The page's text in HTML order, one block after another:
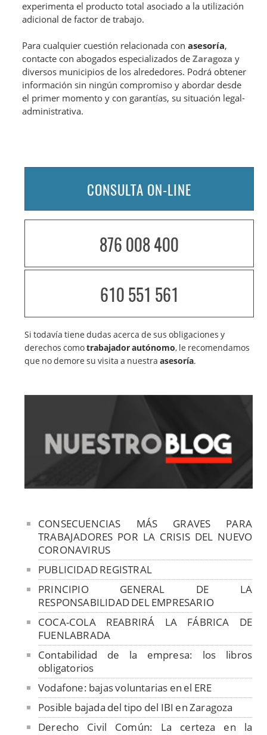
experimenta el producto total asociado a la utilización
adicional de factor de trabajo.
Para cualquier cuestión relacionada conasesoría,
contacte con abogados especializados deZaragoza y
diversos municipios de los alrededores. Podrá obtener
información sin ningún compromiso y abordar desde
el primer momento y con garantías, su situación legal-
administrativa.
CONSULTA ON-LINE
876 008 400
610 551 561
Si todavía tiene dudas acerca de sus obligaciones y
derechos comotrabajador autónomo, le recomendamos
que no demore su visita a nuestraasesoría.
CONSECUENCIAS MÁS GRAVES PARA
TRABAJADORES POR LA CRISIS DEL NUEVO
CORONAVIRUS
PUBLICIDAD REGISTRAL
PRINCIPIO GENERAL DE LA
RESPONSABILIDAD DEL EMPRESARIO
COCA-COLA REABRIRÁ LA FÁBRICA DE
FUENLABRADA
Contabilidad de la empresa: los libros
obligatorios
Vodafone: bajas voluntarias en el ERE
Posible bajada del tipo del IBI en Zaragoza
Derecho Civil Común: La certeza en la